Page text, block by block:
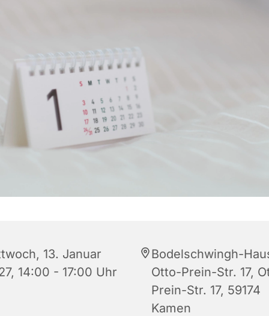
13. Januar
14:00 - 17:00 Uhr
Bodelschwingh-
Otto-Prein-Str. 17,
Prein-Str. 17, 59174
Kamen